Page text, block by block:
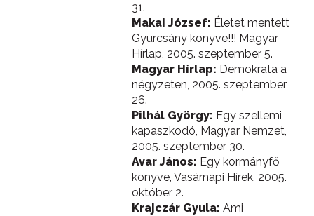
31.
Makai József: Életet mentett
Gyurcsány könyve!!! Magyar
Hírlap, 2005. szeptember 5.
Magyar Hírlap: Demokrata a
négyzeten, 2005. szeptember
26.
Pilhál György: Egy szellemi
kapaszkodó, Magyar Nemzet,
2005. szeptember 30.
Avar János: Egy kormányfő
könyve, Vasárnapi Hírek, 2005.
október 2.
Krajczár Gyula: Ami